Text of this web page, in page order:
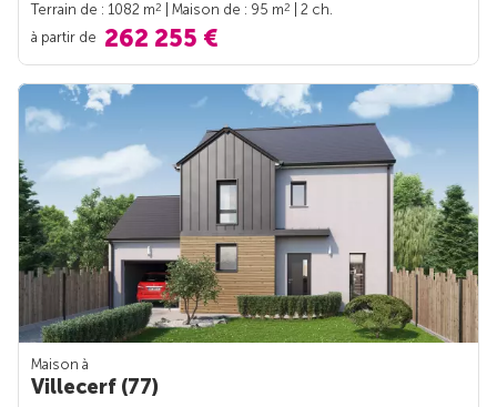
Terrain de : 1082 m2 | Maison de : 95 m2
| 2 ch.
à partir de 262 255 €
Maison à
Villecerf (77)